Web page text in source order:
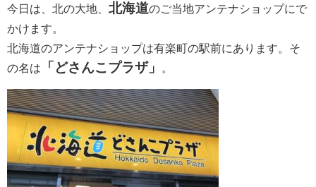
今日は、北の大地、 北海道のご当地アンテナショップにで
かけます。
北海道のアンテナショップは有楽町の駅前にあります。そ
の名は
「どさんこプラザ」